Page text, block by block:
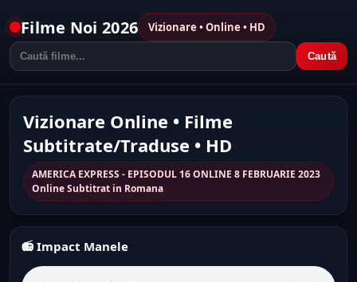
Filme Noi 2026 Vizionare • Online • HD
Caută
Vizionare Online • Filme
Subtitrate/Traduse • HD
AMERICA EXPRESS - EPISODUL 16 ONLINE 8 FEBRUARIE 2023
Online Subtitrat in Romana
📻 Impact Manele